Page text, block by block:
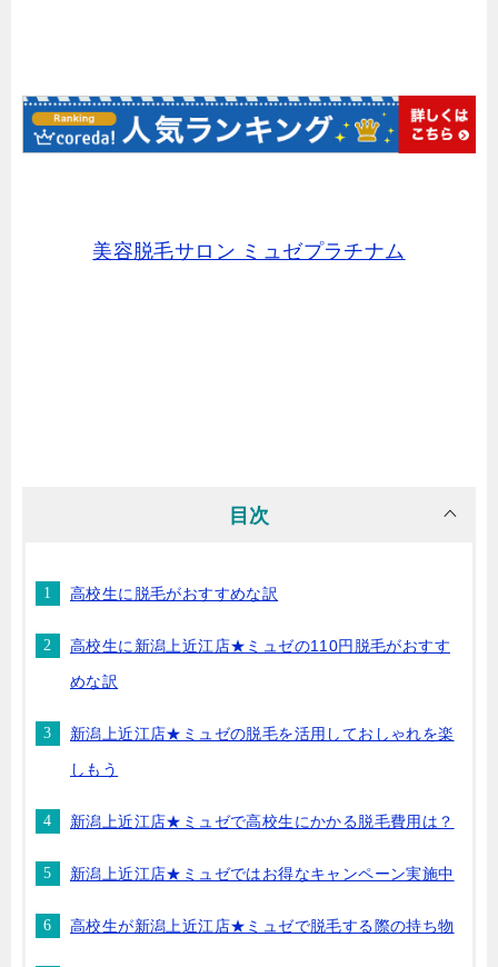
美容脱毛サロン ミュゼプラチナム
目次
高校生に脱毛がおすすめな訳
高校生に新潟上近江店★ミュゼの110円脱毛がおすす
めな訳
新潟上近江店★ミュゼの脱毛を活用しておしゃれを楽
しもう
新潟上近江店★ミュゼで高校生にかかる脱毛費用は？
新潟上近江店★ミュゼではお得なキャンペーン実施中
高校生が新潟上近江店★ミュゼで脱毛する際の持ち物